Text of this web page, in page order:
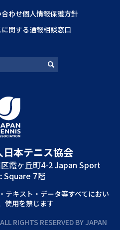
わせ個人情報保護方針
関する通報相談窓口
本テニス協会
霞ヶ丘町4-2 Japan Sport
Square 7階
テキスト‧データ等すべてにおい
使⽤を禁じます
RIGHTS RESERVED BY JAPAN